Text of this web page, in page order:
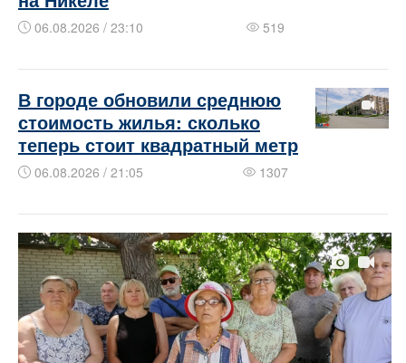
06.08.2026 / 23:10 519
В городе обновили среднюю
стоимость жилья: сколько
теперь стоит квадратный метр
06.08.2026 / 21:05 1307